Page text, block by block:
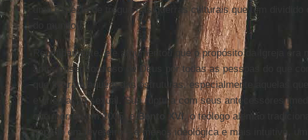
uma espécie de trégua nas guerras culturais que têm dividido
do mundo.
Repetidamente, ele argumentou que o propósito da Igreja era
amor misericordioso de Deus por todas as pessoas do que
que ficaram aquém das estruturas, especialmente aquelas
e orientação sexual. Sua ruptura com seus antecessores
que morreu em 2005, e Bento XVI, o teólogo alemão
papado em fevereiro – é menos ideológica e mais intuitiva,